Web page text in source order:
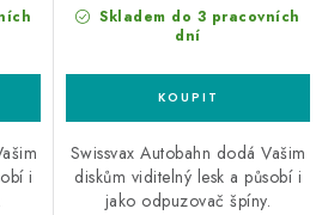
i
Skladem do 3 pracovních
dní
Swissvax Autobahn dodá Vašim
diskům viditelný lesk a působí i
jako odpuzovač špíny.